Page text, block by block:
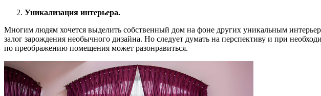
Уникализация интерьера.
Многим людям хочется выделить собственный дом на фоне других уникальным
залог зарождения необычного дизайна. Но следует думать на перспективу и при
по преображению помещения может разонравиться.